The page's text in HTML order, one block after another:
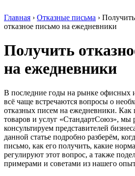
Главная › Отказные письма › Получить
отказное письмо на ежедневники
Получить
на ежедневники
В последние годы на рынке офисных
всё чаще встречаются вопросы о
отказных писем на ежедневники. Как
товаров и услуг «СтандартСоюз», мы
консультируем представителей
данной статье подробно разберём,
письмо, как его получить, какие
регулируют этот вопрос, а также
примерами и советами из нашего